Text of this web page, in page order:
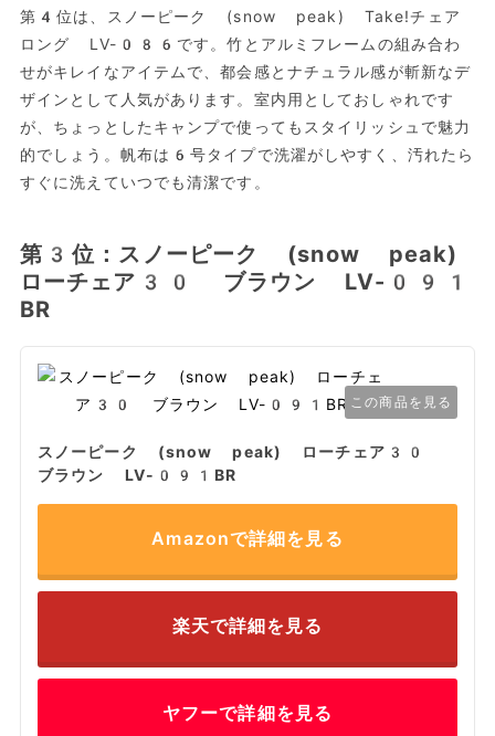
第4位は、スノーピーク (snow peak) Take!チェア
ロング LV-086です。竹とアルミフレームの組み合わ
せがキレイなアイテムで、都会感とナチュラル感が斬新なデ
ザインとして人気があります。室内用としておしゃれです
が、ちょっとしたキャンプで使ってもスタイリッシュで魅力
的でしょう。帆布は6号タイプで洗濯がしやすく、汚れたら
すぐに洗えていつでも清潔です。
第3位：スノーピーク (snow peak)
ローチェア30 ブラウン LV-091
BR
この商品を見る
スノーピーク (snow peak) ローチェア30
ブラウン LV-091BR
Amazonで詳細を見る
楽天で詳細を見る
ヤフーで詳細を見る